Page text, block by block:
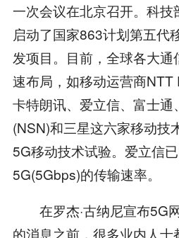
一次会议在北京召开。科
启动了国家863计划第五代
发项目。目前，全球各大
速布局，如移动运营商
卡特朗讯、爱立信、富士通
(NSN)和三星这六家移动技
5G移动技术试验。爱立信
5G(5Gbps)的传输速率。
在罗杰·古纳尼宣布5G
的消息之前，很多业内人